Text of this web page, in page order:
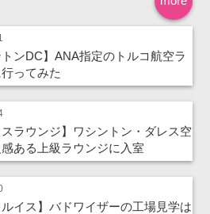
トンDC】ANA指定のトルコ航空ラ
ってみた
スラウンジ】ワシントン・ダレス空
ある上級ラウンジに入室
ルイス】バドワイザーの工場見学は